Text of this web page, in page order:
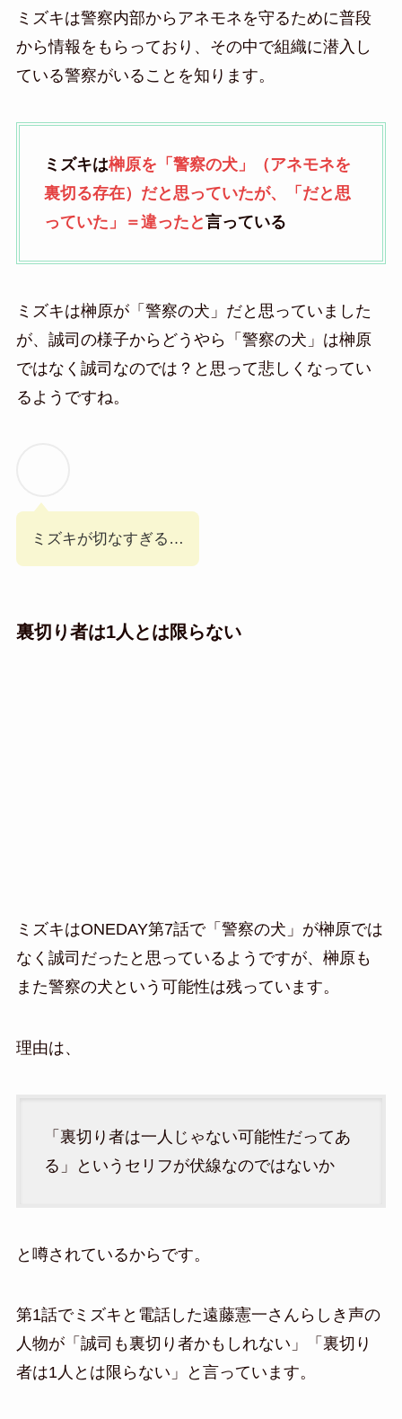
ミズキは警察内部からアネモネを守るために普段
から情報をもらっており、その中で組織に潜入し
ている警察がいることを知ります。
ミズキは榊原を「警察の犬」（アネモネを
裏切る存在）だと思っていたが、「だと思
っていた」＝違ったと言っている
ミズキは榊原が「警察の犬」だと思っていました
が、誠司の様子からどうやら「警察の犬」は榊原
ではなく誠司なのでは？と思って悲しくなってい
るようですね。
ミズキが切なすぎる…
裏切り者は1人とは限らない
ミズキはONEDAY第7話で「警察の犬」が榊原では
なく誠司だったと思っているようですが、榊原も
また警察の犬という可能性は残っています。
理由は、
「裏切り者は一人じゃない可能性だってあ
る」というセリフが伏線なのではないか
と噂されているからです。
第1話でミズキと電話した遠藤憲一さんらしき声の
人物が「誠司も裏切り者かもしれない」「裏切り
者は1人とは限らない」と言っています。